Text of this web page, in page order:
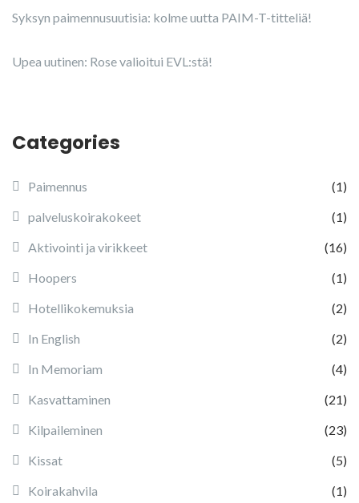
Syksyn paimennusuutisia: kolme uutta PAIM-T-titteliä!
Upea uutinen: Rose valioitui EVL:stä!
Categories
Paimennus
(1)
palveluskoirakokeet
(1)
Aktivointi ja virikkeet
(16)
Hoopers
(1)
Hotellikokemuksia
(2)
In English
(2)
In Memoriam
(4)
Kasvattaminen
(21)
Kilpaileminen
(23)
Kissat
(5)
Koirakahvila
(1)